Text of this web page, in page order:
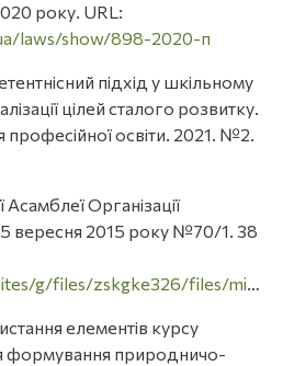
року. URL:
laws/show/898-2020-п
підхід у шкільному
цілей сталого розвитку.
професійної освіти. 2021. №2.
Організації
вересня 2015 року №70/1. 38
files/migration/ua/Agenda2030_UA.pdf
елементів курсу
формування природничо-